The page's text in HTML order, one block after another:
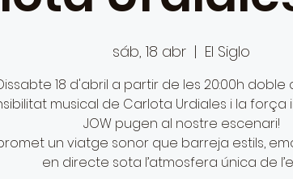
sáb, 18 abr
  |
El Siglo
18 d'abril a partir de les 20:00h doble
musical de Carlota Urdiales i la
JOW pugen al nostre escenari!
un viatge sonor que barreja estils,
en directe sota l’atmosfera única de